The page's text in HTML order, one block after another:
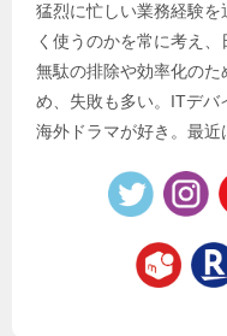
猛烈に忙しい業務経験を
く使うのかを常に考え、
無駄の排除や効率化の
め、失敗も多い。ITデバ
海外ドラマが好き。最近